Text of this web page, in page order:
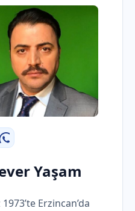
WhatsApp
Yaşam
Erzincan’da